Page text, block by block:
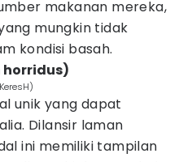
makanan mereka,
mungkin tidak
kondisi basah.
horridus)
unik yang dapat
Dilansir laman
ini memiliki tampilan